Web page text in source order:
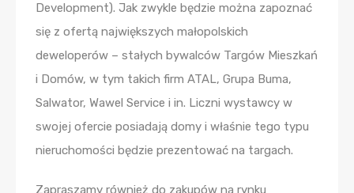
Development). Jak zwykle będzie można zapoznać
się z ofertą największych małopolskich
deweloperów – stałych bywalców Targów Mieszkań
i Domów, w tym takich firm ATAL, Grupa Buma,
Salwator, Wawel Service i in. Liczni wystawcy w
swojej ofercie posiadają domy i właśnie tego typu
nieruchomości będzie prezentować na targach.
Zapraszamy również do zakupów na rynku